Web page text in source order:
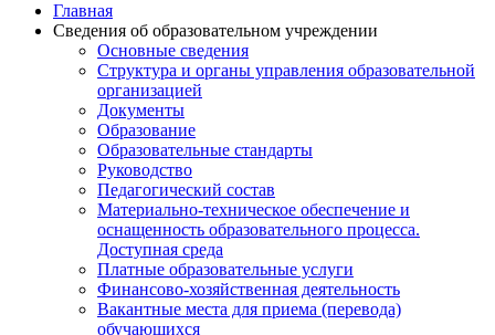
Главная
Сведения об образовательном учреждении
Основные сведения
Структура и органы управления образовательной
организацией
Документы
Образование
Образовательные стандарты
Руководство
Педагогический состав
Материально-техническое обеспечение и
оснащенность образовательного процесса.
Доступная среда
Платные образовательные услуги
Финансово-хозяйственная деятельность
Вакантные места для приема (перевода)
обучающихся